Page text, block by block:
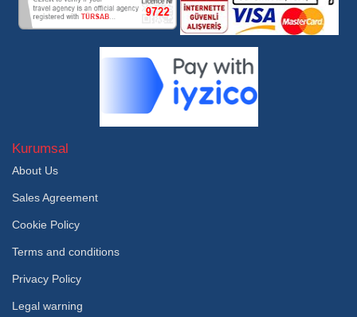
Kurumsal
About Us
Sales Agreement
Cookie Policy
Terms and conditions
Privacy Policy
Legal warning